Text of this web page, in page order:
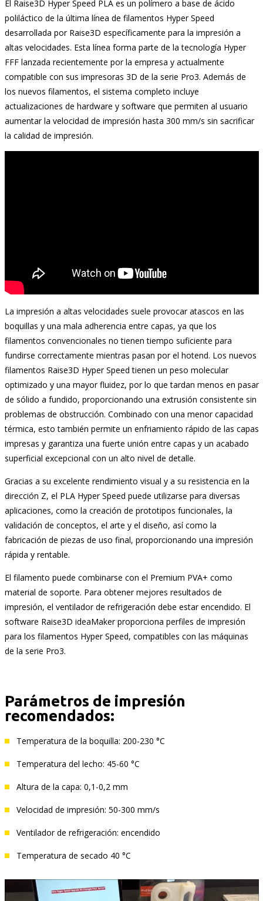
El Raise3D Hyper Speed PLA es un polímero a base de ácido
poliláctico de la última línea de filamentos Hyper Speed
desarrollada por Raise3D específicamente para la impresión a
altas velocidades. Esta línea forma parte de la tecnología Hyper
FFF lanzada recientemente por la empresa y actualmente
compatible con sus impresoras 3D de la serie Pro3. Además de
los nuevos filamentos, el sistema completo incluye
actualizaciones de hardware y software que permiten al usuario
aumentar la velocidad de impresión hasta 300 mm/s sin sacrificar
la calidad de impresión.
La impresión a altas velocidades suele provocar atascos en las
boquillas y una mala adherencia entre capas, ya que los
filamentos convencionales no tienen tiempo suficiente para
fundirse correctamente mientras pasan por el hotend. Los nuevos
filamentos Raise3D Hyper Speed tienen un peso molecular
optimizado y una mayor fluidez, por lo que tardan menos en pasar
de sólido a fundido, proporcionando una extrusión consistente sin
problemas de obstrucción. Combinado con una menor capacidad
térmica, esto también permite un enfriamiento rápido de las capas
impresas y garantiza una fuerte unión entre capas y un acabado
superficial excepcional con un alto nivel de detalle.
Gracias a su excelente rendimiento visual y a su resistencia en la
dirección Z, el PLA Hyper Speed puede utilizarse para diversas
aplicaciones, como la creación de prototipos funcionales, la
validación de conceptos, el arte y el diseño, así como la
fabricación de piezas de uso final, proporcionando una impresión
rápida y rentable.
El filamento puede combinarse con el Premium PVA+ como
material de soporte. Para obtener mejores resultados de
impresión, el ventilador de refrigeración debe estar encendido. El
software Raise3D ideaMaker proporciona perfiles de impresión
para los filamentos Hyper Speed, compatibles con las máquinas
de la serie Pro3.
Parámetros de impresión
recomendados:
Temperatura de la boquilla: 200-230 °C
Temperatura del lecho: 45-60 °C
Altura de la capa: 0,1-0,2 mm
Velocidad de impresión: 50-300 mm/s
Ventilador de refrigeración: encendido
Temperatura de secado 40 °C